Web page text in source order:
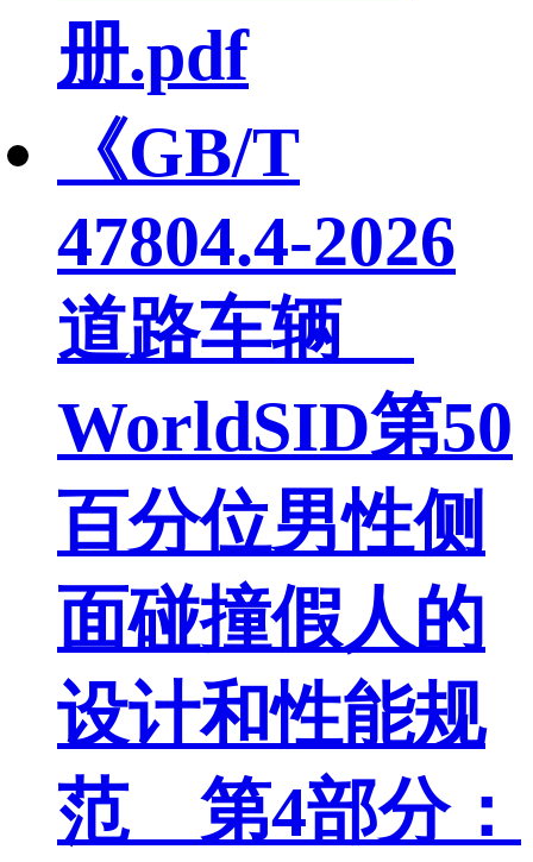
册.pdf
《GB/T
47804.4-2026
道路车辆
WorldSID第50
百分位男性侧
面碰撞假人的
设计和性能规
范 第4部分：